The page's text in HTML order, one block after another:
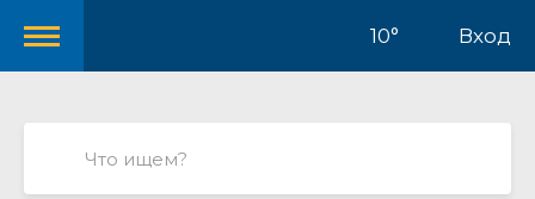
10° Вход